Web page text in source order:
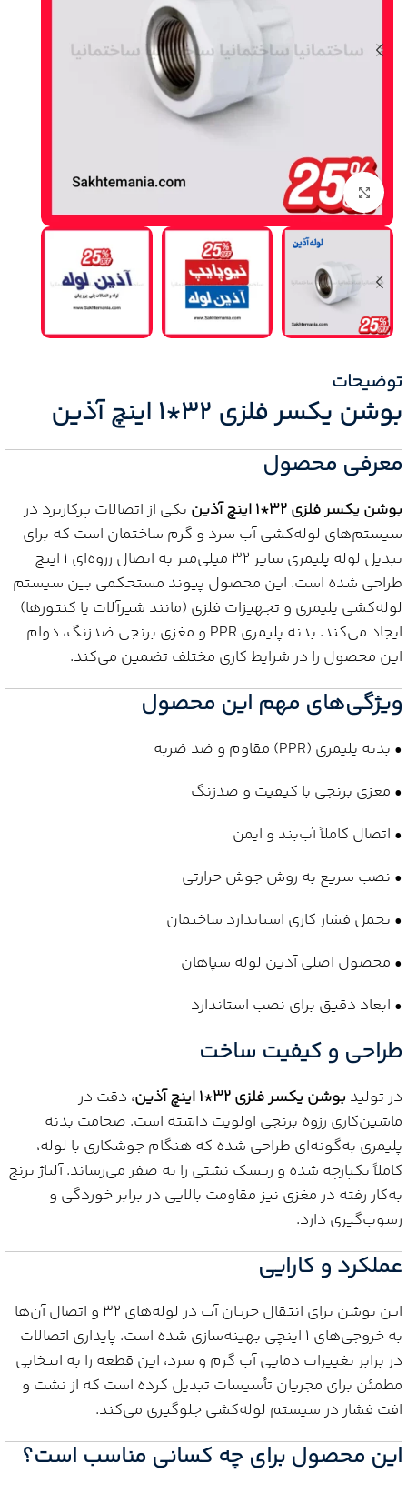
Click to enlarge
توضیحات
بوشن یکسر فلزی 32*1 اینچ آذین
معرفی محصول
بوشن یکسر فلزی 32*1 اینچ آذین
یکی از اتصالات پرکاربرد در
سیستم‌های لوله‌کشی آب سرد و گرم ساختمان است که برای
تبدیل لوله پلیمری سایز 32 میلی‌متر به اتصال رزوه‌ای 1 اینچ
طراحی شده است. این محصول پیوند مستحکمی بین سیستم
لوله‌کشی پلیمری و تجهیزات فلزی (مانند شیرآلات یا کنتورها)
ایجاد می‌کند. بدنه پلیمری PPR و مغزی برنجی ضدزنگ، دوام
این محصول را در شرایط کاری مختلف تضمین می‌کند.
ویژگی‌های مهم این محصول
• بدنه پلیمری (PPR) مقاوم و ضد ضربه
• مغزی برنجی با کیفیت و ضدزنگ
• اتصال کاملاً آب‌بند و ایمن
• نصب سریع به روش جوش حرارتی
• تحمل فشار کاری استاندارد ساختمان
• محصول اصلی آذین لوله سپاهان
• ابعاد دقیق برای نصب استاندارد
طراحی و کیفیت ساخت
در تولید بوشن یکسر فلزی 32*1 اینچ آذین
، دقت در
ماشین‌کاری رزوه برنجی اولویت داشته است. ضخامت بدنه
پلیمری به‌گونه‌ای طراحی شده که هنگام جوشکاری با لوله،
کاملاً یکپارچه شده و ریسک نشتی را به صفر می‌رساند. آلیاژ برنج
به‌کار رفته در مغزی نیز مقاومت بالایی در برابر خوردگی و
رسوب‌گیری دارد.
عملکرد و کارایی
این بوشن برای انتقال جریان آب در لوله‌های 32 و اتصال آن‌ها
به خروجی‌های 1 اینچی بهینه‌سازی شده است. پایداری اتصالات
در برابر تغییرات دمایی آب گرم و سرد، این قطعه را به انتخابی
مطمئن برای مجریان تأسیسات تبدیل کرده است که از نشت و
افت فشار در سیستم لوله‌کشی جلوگیری می‌کند.
این محصول برای چه کسانی مناسب است؟